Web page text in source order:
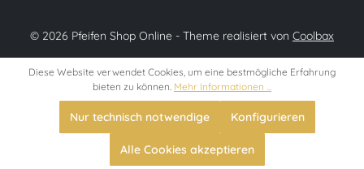
© 2026 Pfeifen Shop Online - Theme realisiert von Coolbax
Diese Website verwendet Cookies, um eine bestmögliche Erfahrung
bieten zu können. Mehr Informationen ...
Nur technisch notwendige Konfigurieren
Alle Cookies akzeptieren